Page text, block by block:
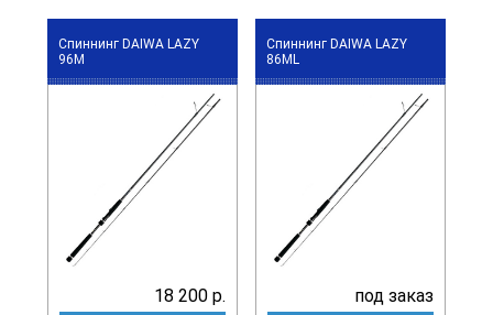
Спиннинг DAIWA LAZY
96M
18 200 р.
Спиннинг DAIWA LAZY
86ML
под заказ